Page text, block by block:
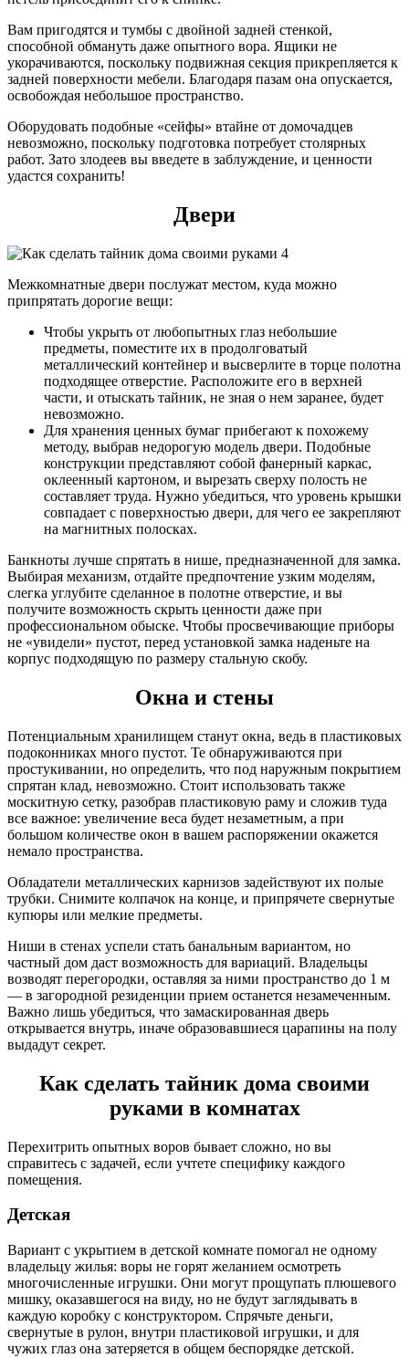
Вам пригодятся и тумбы с двойной задней стенкой,
способной обмануть даже опытного вора. Ящики не
укорачиваются, поскольку подвижная секция прикрепляется к
задней поверхности мебели. Благодаря пазам она опускается,
освобождая небольшое пространство.
Оборудовать подобные «сейфы» втайне от домочадцев
невозможно, поскольку подготовка потребует столярных
работ. Зато злодеев вы введете в заблуждение, и ценности
удастся сохранить!
Двери
Межкомнатные двери послужат местом, куда можно
припрятать дорогие вещи:
Чтобы укрыть от любопытных глаз небольшие
предметы, поместите их в продолговатый
металлический контейнер и высверлите в торце полотна
подходящее отверстие. Расположите его в верхней
части, и отыскать тайник, не зная о нем заранее, будет
невозможно.
Для хранения ценных бумаг прибегают к похожему
методу, выбрав недорогую модель двери. Подобные
конструкции представляют собой фанерный каркас,
оклеенный картоном, и вырезать сверху полость не
составляет труда. Нужно убедиться, что уровень крышки
совпадает с поверхностью двери, для чего ее закрепляют
на магнитных полосках.
Банкноты лучше спрятать в нише, предназначенной для замка.
Выбирая механизм, отдайте предпочтение узким моделям,
слегка углубите сделанное в полотне отверстие, и вы
получите возможность скрыть ценности даже при
профессиональном обыске. Чтобы просвечивающие приборы
не «увидели» пустот, перед установкой замка наденьте на
корпус подходящую по размеру стальную скобу.
Окна и стены
Потенциальным хранилищем станут окна, ведь в пластиковых
подоконниках много пустот. Те обнаруживаются при
простукивании, но определить, что под наружным покрытием
спрятан клад, невозможно. Стоит использовать также
москитную сетку, разобрав пластиковую раму и сложив туда
все важное: увеличение веса будет незаметным, а при
большом количестве окон в вашем распоряжении окажется
немало пространства.
Обладатели металлических карнизов задействуют их полые
трубки. Снимите колпачок на конце, и припрячете свернутые
купюры или мелкие предметы.
Ниши в стенах успели стать банальным вариантом, но
частный дом даст возможность для вариаций. Владельцы
возводят перегородки, оставляя за ними пространство до 1 м
— в загородной резиденции прием останется незамеченным.
Важно лишь убедиться, что замаскированная дверь
открывается внутрь, иначе образовавшиеся царапины на полу
выдадут секрет.
Как сделать тайник дома своими
руками в комнатах
Перехитрить опытных воров бывает сложно, но вы
справитесь с задачей, если учтете специфику каждого
помещения.
Детская
Вариант с укрытием в детской комнате помогал не одному
владельцу жилья: воры не горят желанием осмотреть
многочисленные игрушки. Они могут прощупать плюшевого
мишку, оказавшегося на виду, но не будут заглядывать в
каждую коробку с конструктором. Спрячьте деньги,
свернутые в рулон, внутри пластиковой игрушки, и для
чужих глаз она затеряется в общем беспорядке детской.